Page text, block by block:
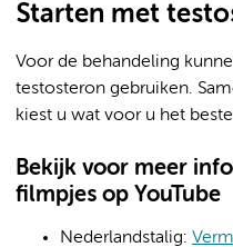
Starten met
Voor de behandeling
testosteron gebruiken.
kiest u wat voor u het
Bekijk voor meer
filmpjes op YouTube
Nederlandstalig: